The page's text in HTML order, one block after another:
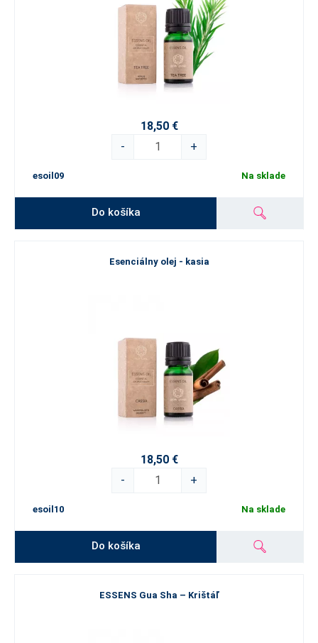
18,50 €
-
+
esoil09 Na sklade
Do košíka
Esenciálny olej - kasia
18,50 €
-
+
esoil10 Na sklade
Do košíka
ESSENS Gua Sha – Krištáľ